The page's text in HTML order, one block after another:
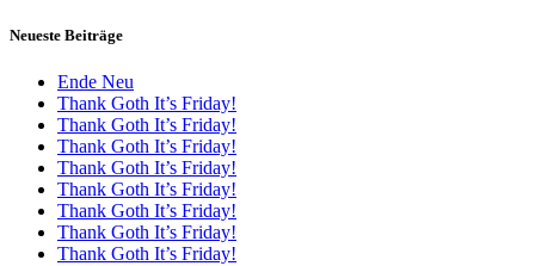
Neueste Beiträge
Ende Neu
Thank Goth It’s Friday!
Thank Goth It’s Friday!
Thank Goth It’s Friday!
Thank Goth It’s Friday!
Thank Goth It’s Friday!
Thank Goth It’s Friday!
Thank Goth It’s Friday!
Thank Goth It’s Friday!